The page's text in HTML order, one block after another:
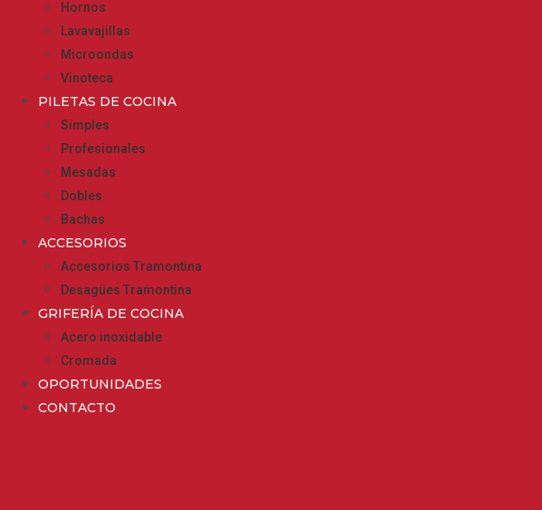
Hornos
Lavavajillas
Microondas
Vinoteca
PILETAS DE COCINA
Simples
Profesionales
Mesadas
Dobles
Bachas
ACCESORIOS
Accesorios Tramontina
Desagües Tramontina
GRIFERÍA DE COCINA
Acero inoxidable
Cromada
OPORTUNIDADES
CONTACTO